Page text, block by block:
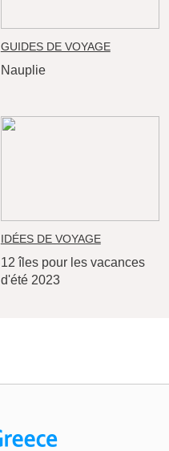
GUIDES DE VOYAGE
Nauplie
IDÉES DE VOYAGE
12 îles pour les vacances
d'été 2023